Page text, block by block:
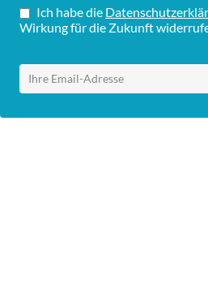
Ich habe die
Wirkung für die Zukunft